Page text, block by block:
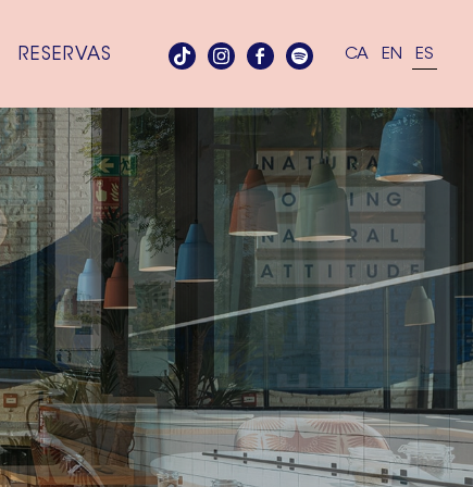
CA EN ES
RESERVAS